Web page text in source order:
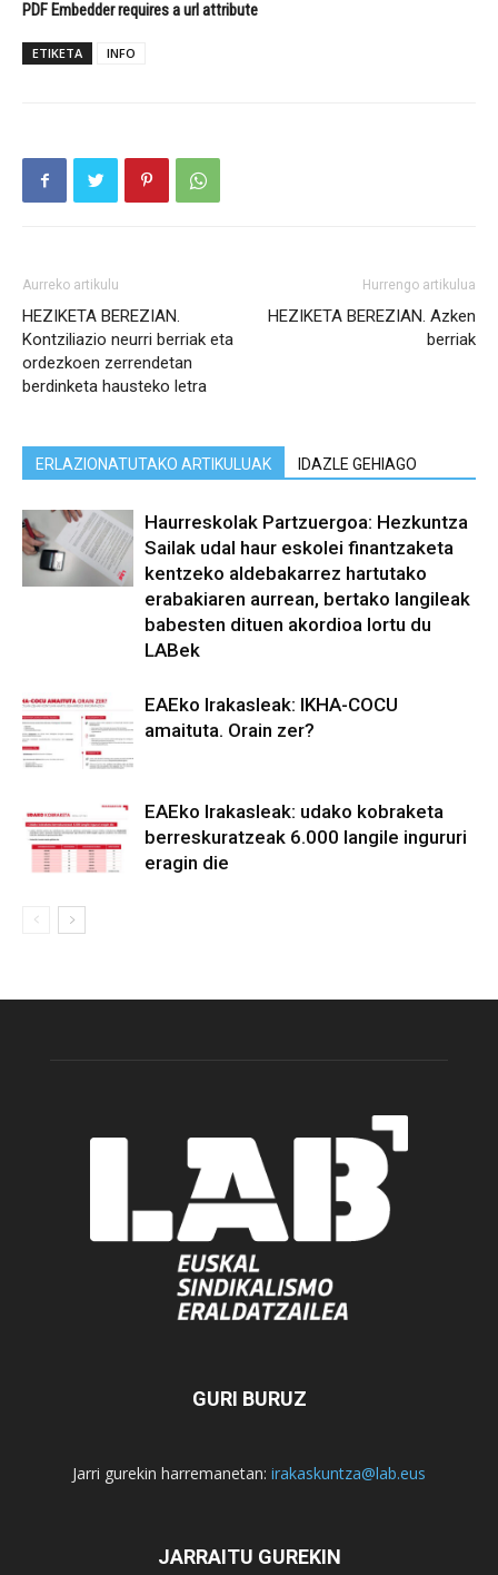
PDF Embedder requires a url attribute
ETIKETA INFO
Aurreko artikulu
HEZIKETA BEREZIAN.
Kontziliazio neurri berriak eta
ordezkoen zerrendetan
berdinketa hausteko letra
Hurrengo artikulua
HEZIKETA BEREZIAN. Azken
berriak
ERLAZIONATUTAKO ARTIKULUAK IDAZLE GEHIAGO
Haurreskolak Partzuergoa: Hezkuntza
Sailak udal haur eskolei finantzaketa
kentzeko aldebakarrez hartutako
erabakiaren aurrean, bertako langileak
babesten dituen akordioa lortu du
LABek
EAEko Irakasleak: IKHA-COCU
amaituta. Orain zer?
EAEko Irakasleak: udako kobraketa
berreskuratzeak 6.000 langile ingururi
eragin die
GURI BURUZ
Jarri gurekin harremanetan: irakaskuntza@lab.eus
JARRAITU GUREKIN